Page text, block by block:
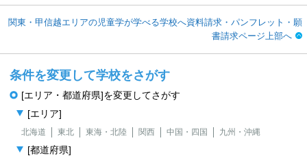
関東・甲信越エリアの児童学が学べる学校へ資料請求・パンフレット・願
書請求ページ上部へ
条件を変更して学校をさがす
[エリア・都道府県]を変更してさがす
[エリア]
北海道 東北 東海・北陸 関西 中国・四国 九州・沖縄
[都道府県]